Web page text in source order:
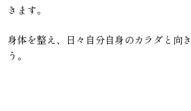
きます。
身体を整え、日々自分自身のカラダと向
う。